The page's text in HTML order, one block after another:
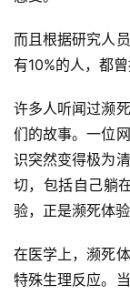
而且根据研究人
有10%的人，都
许多人听闻过濒
们的故事。一位
识突然变得极为
切，包括自己躺
验，正是濒死体
在医学上，濒死
特殊生理反应。